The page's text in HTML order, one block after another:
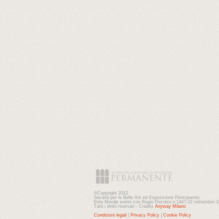
©Copyright 2012
Società per le Belle Arti ed Esposizione Permanente
Ente Morale eretto con Regio Decreto n.1447-22 settembre
Tutti i diritti riservati - Credits Anyway Milano
Condizioni legali
Privacy Policy Cookie Policy